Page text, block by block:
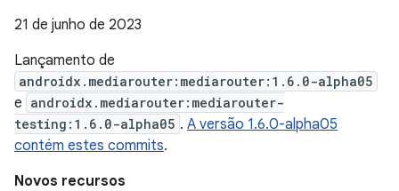
21 de junho de 2023
Lançamento de
androidx.mediarouter:mediarouter:1.6.0-alpha05
e androidx.mediarouter:mediarouter-
testing:1.6.0-alpha05 . A versão 1.6.0-alpha05
contém estes commits.
Novos recursos